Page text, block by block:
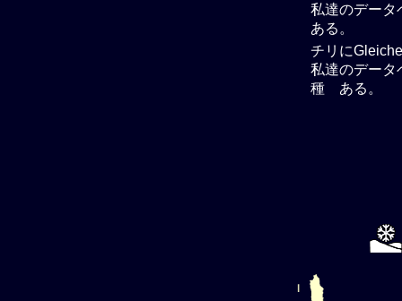
私達のデータ
ある。
チリに
私達のデータ
種 ある。